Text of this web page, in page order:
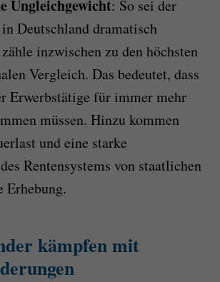
Ungleichgewicht: So sei der
Deutschland dramatisch
inzwischen zu den höchsten
Vergleich. Das bedeutet, dass
Erwerbstätige für immer mehr
müssen. Hinzu kommen
und eine starke
Rentensystems von staatlichen
kämpfen mit